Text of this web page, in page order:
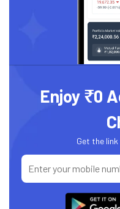
Enjoy ₹0
Get the